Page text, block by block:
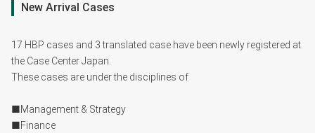
New Arrival Cases
17 HBP cases and 3 translated case have been︎ newly registered︎ at
︎the Case︎ Center︎ Japan.
These cases are under the disciplines of
■Management & Strategy
■Finance